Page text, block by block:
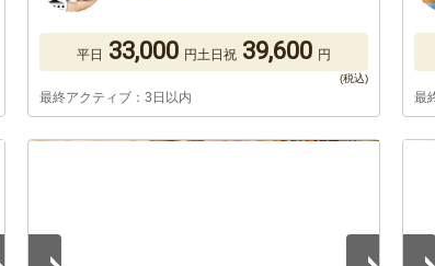
平日 33,000 円土日祝 39,600 円
最終アクティブ：3日以内 最